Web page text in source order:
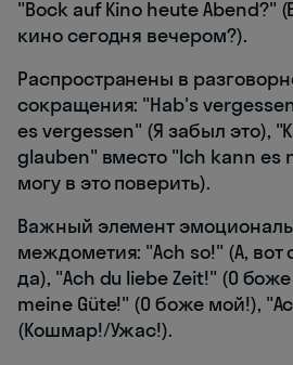
"Bock auf Kino heute Abend?"
кино сегодня вечером?).
Распространены в
сокращения: "Hab's
es vergessen" (Я забыл это),
glauben" вместо "Ich kann es
могу в это поверить).
Важный элемент
междометия: "Ach so!" (А, вот
да), "Ach du liebe Zeit!" (О
meine Güte!" (О боже мой!),
(Кошмар!/Ужас!).